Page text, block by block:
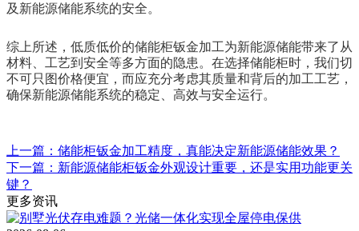
及新能源储能系统的安全。
综上所述，低质低价的储能柜钣金加工为新能源储能带来了从
材料、工艺到安全等多方面的隐患。在选择储能柜时，我们切
不可只图价格便宜，而应充分考虑其质量和背后的加工工艺，
确保新能源储能系统的稳定、高效与安全运行。
上一篇：储能柜钣金加工精度，真能决定新能源储能效果？
下一篇：新能源储能柜钣金外观设计重要，还是实用功能更关
键？
更多资讯